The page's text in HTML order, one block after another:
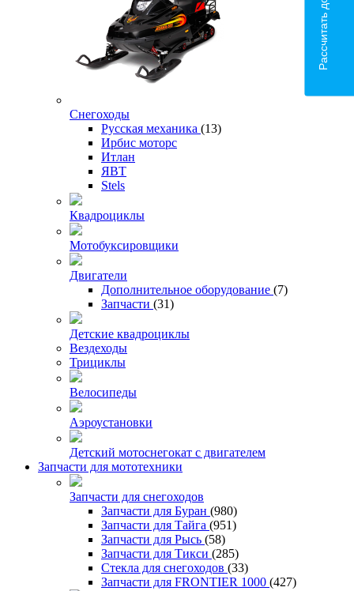
Снегоходы
Русская механика (13)
Ирбис моторс
Итлан
ЯВТ
Stels
Квадроциклы
Мотобуксировщики
Двигатели
Дополнительное оборудование (7)
Запчасти (31)
Детские квадроциклы
Вездеходы
Трициклы
Велосипеды
Аэроустановки
Детский мотоснегокат с двигателем
Запчасти для мототехники
Запчасти для снегоходов
Запчасти для Буран (980)
Запчасти для Тайга (951)
Запчасти для Рысь (58)
Запчасти для Тикси (285)
Стекла для снегоходов (33)
Запчасти для FRONTIER 1000 (427)